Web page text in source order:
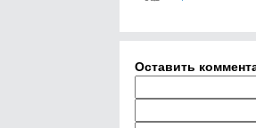
Оставить